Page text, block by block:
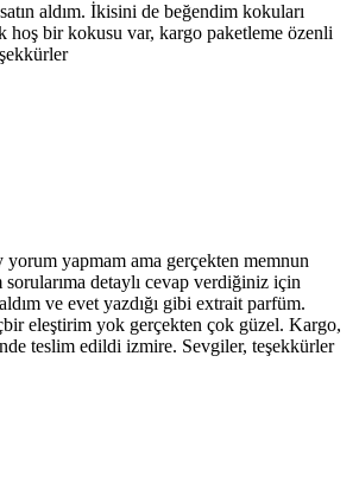
aldım. İkisini de beğendim kokuları
hoş bir kokusu var, kargo paketleme özenli
yapmam ama gerçekten memnun
detaylı cevap verdiğiniz için
ve evet yazdığı gibi extrait parfüm.
eleştirim yok gerçekten çok güzel. Kargo,
teslim edildi izmire. Sevgiler, teşekkürler